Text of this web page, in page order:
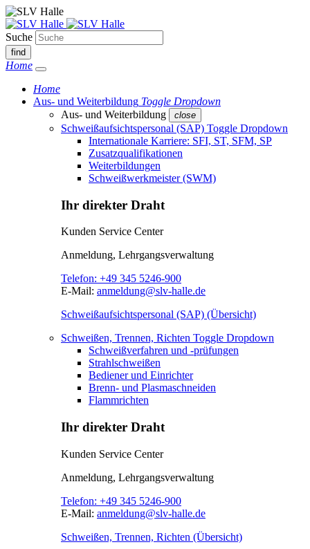
Suche
find
Home
Home
Aus- und Weiterbildung Toggle Dropdown
Aus- und Weiterbildung
close
Schweißaufsichtspersonal (SAP) Toggle Dropdown
Internationale Karriere: SFI, ST, SFM, SP
Zusatzqualifikationen
Weiterbildungen
Schweißwerkmeister (SWM)
Ihr direkter Draht
Kunden Service Center
Anmeldung, Lehrgangsverwaltung
Telefon: +49 345 5246-900
E-Mail: anmeldung@slv-halle.de
Schweißaufsichtspersonal (SAP) (Übersicht)
Schweißen, Trennen, Richten Toggle Dropdown
Schweißverfahren und -prüfungen
Strahlschweißen
Bediener und Einrichter
Brenn- und Plasmaschneiden
Flammrichten
Ihr direkter Draht
Kunden Service Center
Anmeldung, Lehrgangsverwaltung
Telefon: +49 345 5246-900
E-Mail: anmeldung@slv-halle.de
Schweißen, Trennen, Richten (Übersicht)